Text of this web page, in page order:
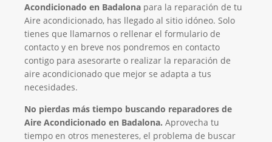
Acondicionado en Badalona para la reparación de tu
Aire acondicionado, has llegado al sitio idóneo. Solo
tienes que llamarnos o rellenar el formulario de
contacto y en breve nos pondremos en contacto
contigo para asesorarte o realizar la reparación de
aire acondicionado que mejor se adapta a tus
necesidades.
No pierdas más tiempo buscando reparadores de
Aire Acondicionado en Badalona. Aprovecha tu
tiempo en otros menesteres, el problema de buscar